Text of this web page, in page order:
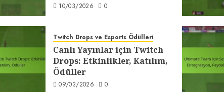
10/03/2026 0
Twitch Drops ve Esports Ödülleri
Canlı Yayınlar için Twitch
Drops: Etkinlikler, Katılım,
Ödüller
09/03/2026 0